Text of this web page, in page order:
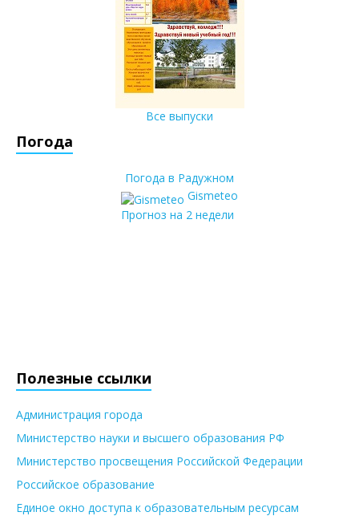
Все выпуски
Погода
Погода в Радужном
Gismeteo
Прогноз на 2 недели
Полезные ссылки
Администрация города
Министерство науки и высшего образования РФ
Министерство просвещения Российской Федерации
Российское образование
Единое окно доступа к образовательным ресурсам